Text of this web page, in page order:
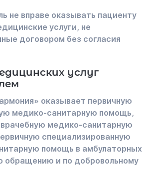
не вправе оказывать пациенту
услуги, не
договором без согласия
услуг
оказывает первичную
медико-санитарную помощь,
медико-санитарную
специализированную
помощь в амбулаторных
обращению и по добровольному